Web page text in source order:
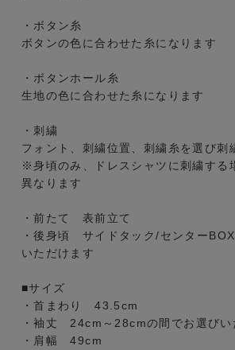
・ボタン糸
ボタンの色に合わせた糸になります
・ボタンホール糸
生地の色に合わせた糸になります
・刺繍
フォント、刺繍位置、刺繍糸を選び刺
※身頃のみ、ドレスシャツに刺繍する
異なります
・前たて 表前立て
・後身頃 サイドタック/センター
いただけます
■サイズ
・首まわり 43.5cm
・袖丈 24cm～28cmの間でお選びい
・肩幅 49cm